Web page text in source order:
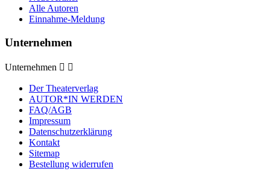
Alle Autoren
Einnahme-Meldung
Unternehmen
Unternehmen  
Der Theaterverlag
AUTOR*IN WERDEN
FAQ/AGB
Impressum
Datenschutzerklärung
Kontakt
Sitemap
Bestellung widerrufen